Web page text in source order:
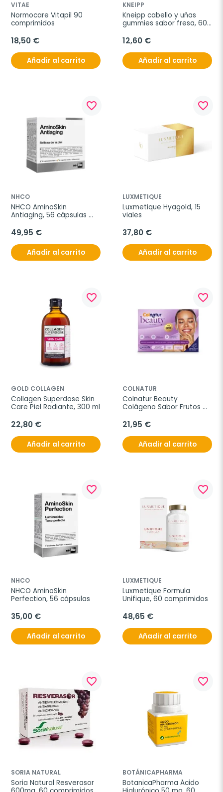
VITAE
Normocare Vitapil 90
comprimidos
18,50 €
Añadir al carrito
KNEIPP
Kneipp cabello y uñas
gummies sabor fresa, 60
12,60 €
Añadir al carrito
favorite_border
NHCO
NHCO AminoSkin
Antiaging, 56 cápsulas
49,95 €
Añadir al carrito
favorite_border
LUXMETIQUE
Luxmetique Hyagold, 15
viales
37,80 €
Añadir al carrito
favorite_border
GOLD COLLAGEN
Collagen Superdose Skin
Care Piel Radiante, 300 ml
22,80 €
Añadir al carrito
favorite_border
COLNATUR
Colnatur Beauty
Colágeno Sabor Frutos
21,95 €
Añadir al carrito
favorite_border
NHCO
NHCO AminoSkin
Perfection, 56 cápsulas
35,00 €
Añadir al carrito
favorite_border
LUXMETIQUE
Luxmetique Formula
Unifique, 60 comprimidos
48,65 €
Añadir al carrito
favorite_border
SORIA NATURAL
Soria Natural Resverasor
favorite_border
BOTÁNICAPHARMA
BotanicaPharma Ácido